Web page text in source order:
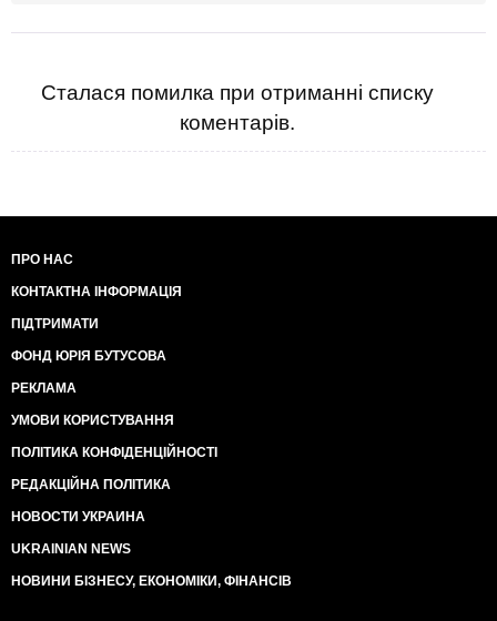
Сталася помилка при отриманні списку
коментарів.
ПРО НАС
КОНТАКТНА ІНФОРМАЦІЯ
ПІДТРИМАТИ
ФОНД ЮРІЯ БУТУСОВА
РЕКЛАМА
УМОВИ КОРИСТУВАННЯ
ПОЛІТИКА КОНФІДЕНЦІЙНОСТІ
РЕДАКЦІЙНА ПОЛІТИКА
НОВОСТИ УКРАИНА
UKRAINIAN NEWS
НОВИНИ БІЗНЕСУ, ЕКОНОМІКИ, ФІНАНСІВ